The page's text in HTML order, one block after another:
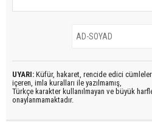
UYARI: Küfür, hakaret, rencide edici cümleler
içeren, imla kuralları ile yazılmamış,
Türkçe karakter kullanılmayan ve büyük
onaylanmamaktadır.